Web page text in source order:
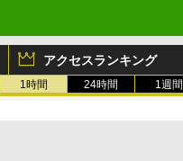
アクセスランキング
1時間 24時間 1週間